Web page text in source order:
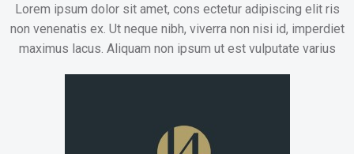
Lorem ipsum dolor sit amet, cons ectetur adipiscing elit ris
non venenatis ex. Ut neque nibh, viverra non nisi id, imperdiet
maximus lacus. Aliquam non ipsum ut est vulputate varius